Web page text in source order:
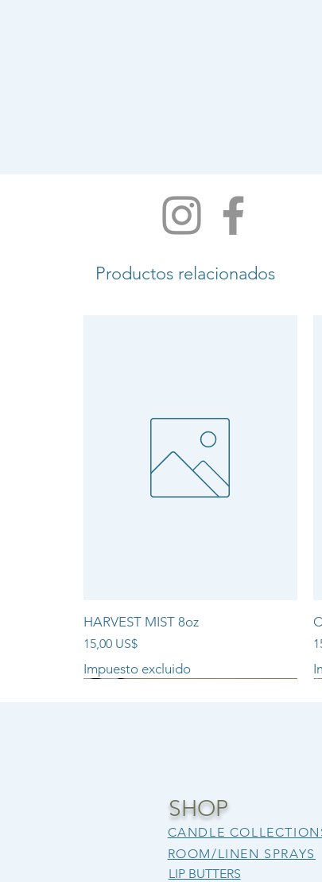
Productos relacionados
HARVEST MIST 8oz
Precio
15,00 US$
Impuesto excluido
SHOP
CANDLE
ROOM/LINEN SPRAYS
LIP BUTTERS